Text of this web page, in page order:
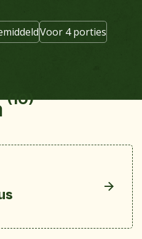
Voor 4 porties
(10)